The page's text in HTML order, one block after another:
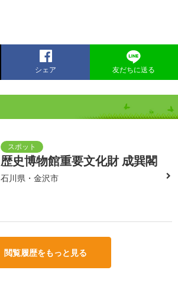
シェア 友だちに送る
歴史博物館重要文化財 成巽閣
石川県・金沢市
閲覧履歴をもっと見る